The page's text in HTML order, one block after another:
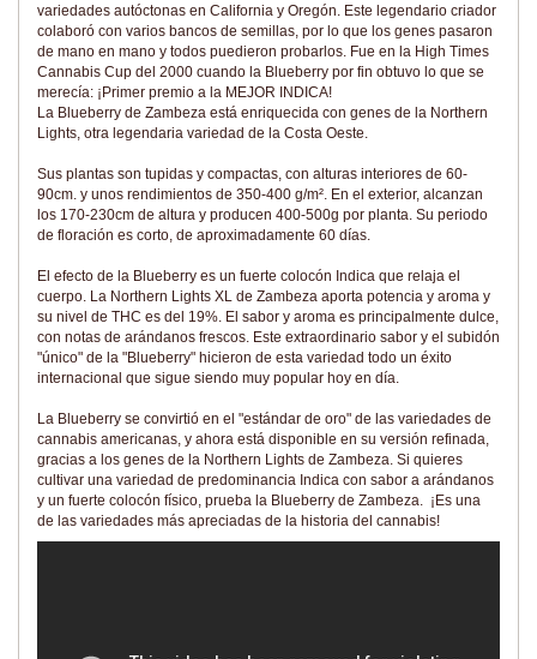
variedades autóctonas en California y Oregón. Este legendario criador
colaboró con varios bancos de semillas, por lo que los genes pasaron
de mano en mano y todos puedieron probarlos. Fue en la High Times
Cannabis Cup del 2000 cuando la Blueberry por fin obtuvo lo que se
merecía: ¡Primer premio a la MEJOR INDICA!
La Blueberry de Zambeza está enriquecida con genes de la Northern
Lights, otra legendaria variedad de la Costa Oeste.
Sus plantas son tupidas y compactas, con alturas interiores de 60-
90cm. y unos rendimientos de 350-400 g/m². En el exterior, alcanzan
los 170-230cm de altura y producen 400-500g por planta. Su periodo
de floración es corto, de aproximadamente 60 días.
El efecto de la Blueberry es un fuerte colocón Indica que relaja el
cuerpo. La Northern Lights XL de Zambeza aporta potencia y aroma y
su nivel de THC es del 19%. El sabor y aroma es principalmente dulce,
con notas de arándanos frescos. Este extraordinario sabor y el subidón
"único" de la "Blueberry" hicieron de esta variedad todo un éxito
internacional que sigue siendo muy popular hoy en día.
La Blueberry se convirtió en el "estándar de oro" de las variedades de
cannabis americanas, y ahora está disponible en su versión refinada,
gracias a los genes de la Northern Lights de Zambeza. Si quieres
cultivar una variedad de predominancia Indica con sabor a arándanos
y un fuerte colocón físico, prueba la Blueberry de Zambeza. ¡Es una
de las variedades más apreciadas de la historia del cannabis!